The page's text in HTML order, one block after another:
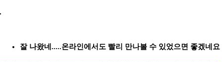
잘 나왔네.....온라인에서도 빨리 만나볼 수 있었으면 좋겠네요